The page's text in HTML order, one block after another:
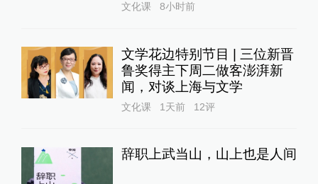
文化课 8小时前
文学花边特别节目 | 三位新晋
鲁奖得主下周二做客澎湃新
闻，对谈上海与文学
文化课 1天前 12评
辞职上武当山，山上也是人间